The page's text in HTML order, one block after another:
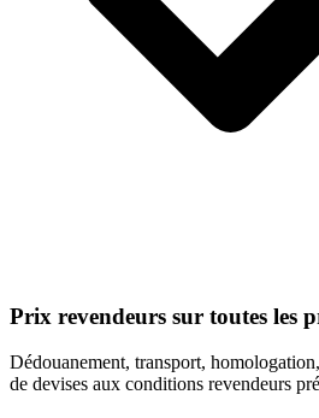
Prix revendeurs sur toutes les
Dédouanement, transport,
de devises aux conditions revendeurs